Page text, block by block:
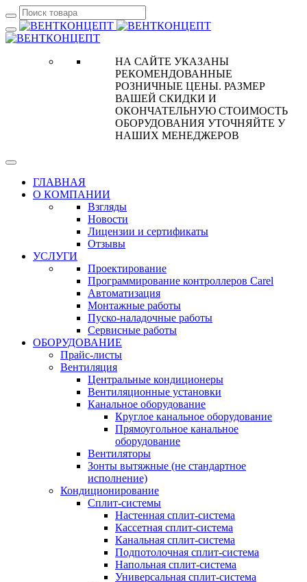
НА САЙТЕ УКАЗАНЫ
РЕКОМЕНДОВАННЫЕ
РОЗНИЧНЫЕ ЦЕНЫ. РАЗМЕР
ВАШЕЙ СКИДКИ И
ОКОНЧАТЕЛЬНУЮ СТОИМОСТЬ
ОБОРУДОВАНИЯ УТОЧНЯЙТЕ У
НАШИХ МЕНЕДЖЕРОВ
ГЛАВНАЯ
О КОМПАНИИ
Взгляды
Новости
Лицензии и сертификаты
Отзывы
УСЛУГИ
Проектирование
Программирование контроллеров Carel
Автоматизация
Монтажные работы
Пуско-наладочные работы
Сервисные работы
ОБОРУДОВАНИЕ
Прайс-листы
Вентиляция
Центральные кондиционеры
Вентиляционные установки
Канальное оборудование
Круглое канальное оборудование
Прямоугольное канальное
оборудование
Вентиляторы
Зонты вытяжные (не стандартное
исполнение)
Кондиционирование
Сплит-системы
Настенная сплит-система
Кассетная сплит-система
Канальная сплит-система
Подпотолочная сплит-система
Напольная сплит-система
Универсальная сплит-система